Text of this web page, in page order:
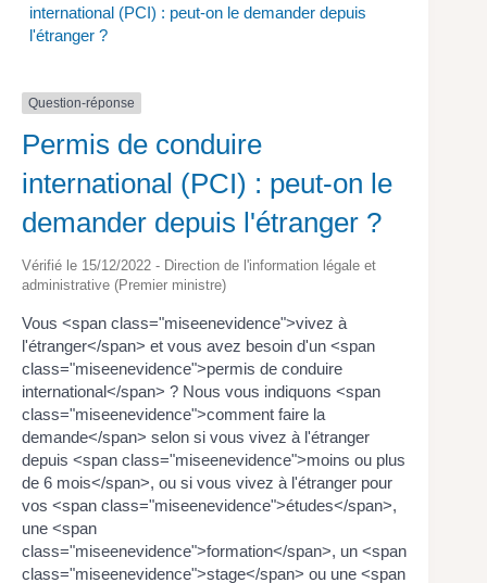
international (PCI) : peut-on le demander depuis
l'étranger ?
Question-réponse
Permis de conduire
international (PCI) : peut-on le
demander depuis l'étranger ?
Vérifié le 15/12/2022 - Direction de l'information légale et
administrative (Premier ministre)
Vous <span class="miseenevidence">vivez à
l'étranger</span> et vous avez besoin d'un <span
class="miseenevidence">permis de conduire
international</span> ? Nous vous indiquons <span
class="miseenevidence">comment faire la
demande</span> selon si vous vivez à l'étranger
depuis <span class="miseenevidence">moins ou plus
de 6 mois</span>, ou si vous vivez à l'étranger pour
vos <span class="miseenevidence">études</span>,
une <span
class="miseenevidence">formation</span>, un <span
class="miseenevidence">stage</span> ou une <span